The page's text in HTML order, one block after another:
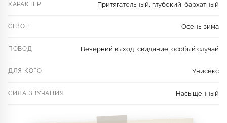
ХАРАКТЕР Притягательный, глубокий, бархатный
СЕЗОН Осень-зима
ПОВОД Вечерний выход, свидание, особый случай
ДЛЯ КОГО Унисекс
СИЛА ЗВУЧАНИЯ Насыщенный